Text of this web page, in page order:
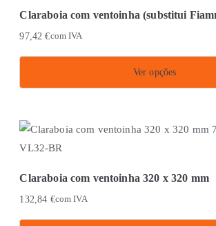
Claraboia com ventoinha (substitui
97,42€com IVA
Ver opções
has
multiple
variants.
Claraboia com ventoinha 320 x 320 mm
132,84 €com IVA